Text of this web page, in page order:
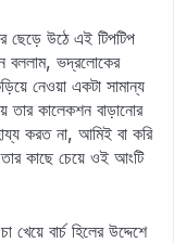
ছেড়ে উঠে এই টিপটিপ
বললাম, ভদ্রলোকের
নেওয়া একটা সামান্য
তার কালেকশন বাড়ানোর
করত না, আমিই বা করি
কাছে চেয়ে ওই আংটি
বার্চ হিলের উদ্দেশে